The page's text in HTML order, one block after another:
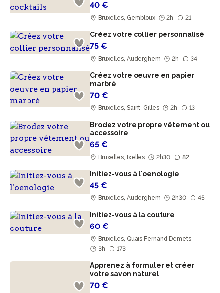
40 €
Bruxelles, Gembloux 2h 21
Créez votre collier personnalisé
75 €
Bruxelles, Auderghem 2h 34
Créez votre oeuvre en papier
marbré
70 €
Bruxelles, Saint-Gilles 2h 13
Brodez votre propre vêtement ou
accessoire
65 €
Bruxelles, Ixelles 2h30 82
Initiez-vous à l'oenologie
45 €
Bruxelles, Auderghem 2h30 45
Initiez-vous à la couture
60 €
Bruxelles, Quais Fernand Demets
3h
173
Apprenez à formuler et créer
votre savon naturel
70 €